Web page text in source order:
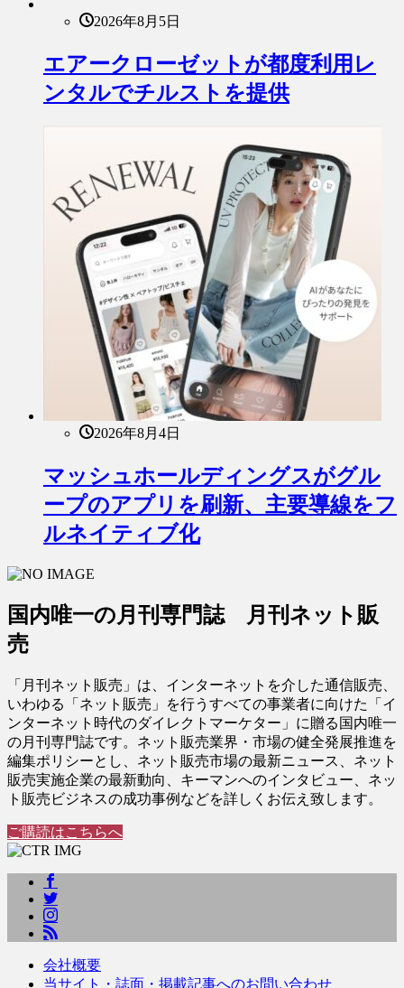
2026年8月5日
エアークローゼットが都度利用レ
ンタルでチルストを提供
2026年8月4日
マッシュホールディングスがグル
ープのアプリを刷新、主要導線をフ
ルネイティブ化
国内唯一の月刊専門誌 月刊ネット販
売
「月刊ネット販売」は、インターネットを介した通信販売、
いわゆる「ネット販売」を行うすべての事業者に向けた「イ
ンターネット時代のダイレクトマーケター」に贈る国内唯一
の月刊専門誌です。ネット販売業界・市場の健全発展推進を
編集ポリシーとし、ネット販売市場の最新ニュース、ネット
販売実施企業の最新動向、キーマンへのインタビュー、ネッ
ト販売ビジネスの成功事例などを詳しくお伝え致します。
ご購読はこちらへ
会社概要
当サイト・誌面・掲載記事へのお問い合わせ